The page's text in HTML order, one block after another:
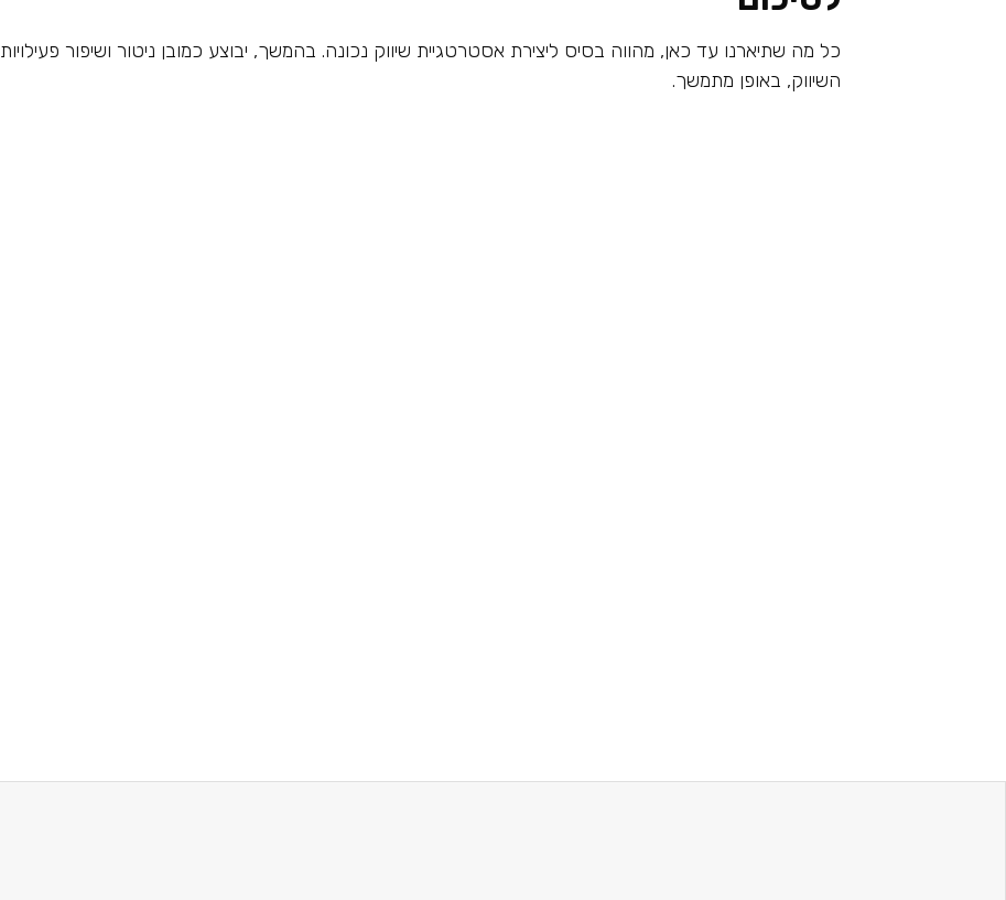
כל מה שתיארנו עד כאן, מהווה בסיס ליצירת אסטרטגיית שיווק נכונה. בהמשך, יבוצע כמובן ניטור ושיפור פעילויות
השיווק, באופן מתמשך.